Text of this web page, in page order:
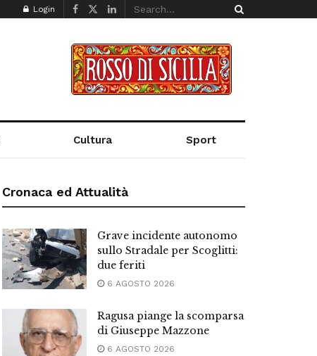
Login
Cultura Sport
Cronaca ed Attualità
Grave incidente autonomo
sullo Stradale per Scoglitti:
due feriti
6 AGOSTO 2026
Ragusa piange la scomparsa
di Giuseppe Mazzone
6 AGOSTO 2026